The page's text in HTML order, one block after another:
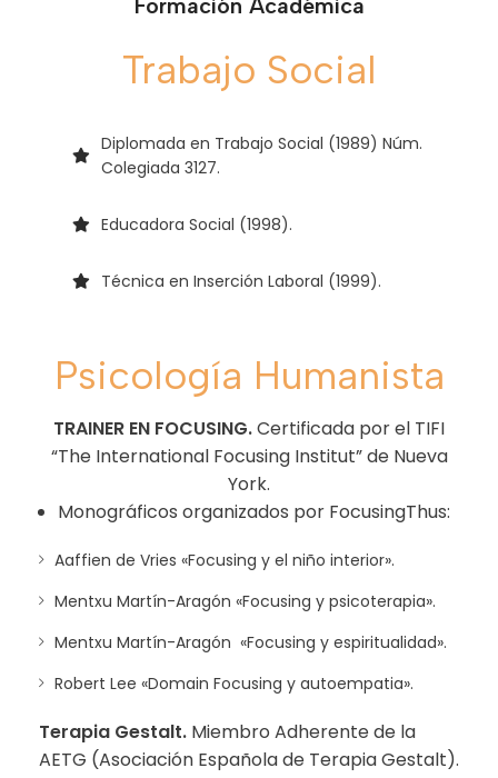
Formación Académica
Trabajo Social
Diplomada en Trabajo Social (1989) Núm.
Colegiada 3127.
Educadora Social (1998).
Técnica en Inserción Laboral (1999).
Psicología Humanista
TRAINER EN FOCUSING.Certificada porel TIFI
“The International Focusing Institut”de Nueva
York.
Monográficos organizados por FocusingThus:
Aaffien de Vries «Focusing y el niño interior».
Mentxu Martín-Aragón «Focusing y psicoterapia».
Mentxu Martín-Aragón «Focusing y espiritualidad».
Robert Lee «Domain Focusing y autoempatia».
Terapia Gestalt. Miembro Adherente de la
AETG (Asociación Española de Terapia Gestalt).